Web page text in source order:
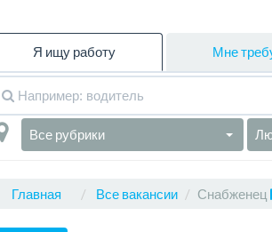
Я ищу работу Мне
Все рубрики
Главная Все вакансии Снабженец